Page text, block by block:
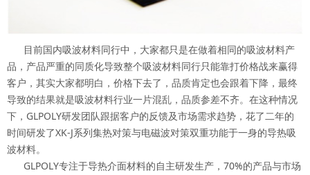
目前国内吸波材料同行中，大家都只是在做着相同的吸波材料产
品，产品严重的同质化导致整个吸波材料同行只能靠打价格战来赢得
客户，其实大家都明白，价格下去了，品质肯定也会跟着下降，最终
导致的结果就是吸波材料行业一片混乱，品质参差不齐。在这种情况
下，GLPOLY研发团队跟据客户的反馈及市场需求趋势，花了二年的
时间研发了XK-J系列集热对策与电磁波对策双重功能于一身的导热吸
波材料。
GLPOLY专注于导热介面材料的自主研发生产，70%的产品与市场